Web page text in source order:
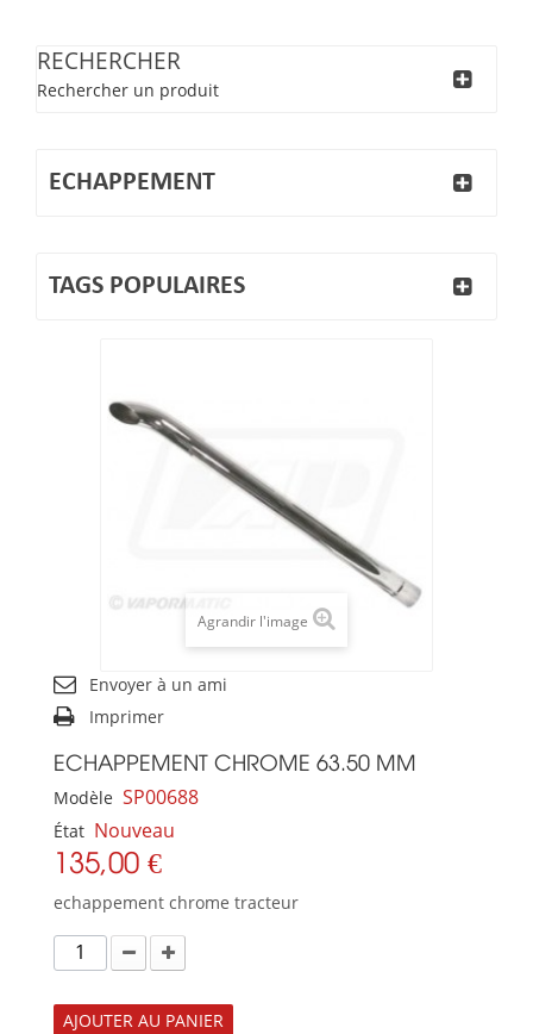
RECHERCHER
Rechercher un produit
ECHAPPEMENT
TAGS POPULAIRES
Agrandir l'image
Envoyer à un ami
Imprimer
ECHAPPEMENT CHROME 63.50 MM
Modèle SP00688
État Nouveau
135,00 €
echappement chrome tracteur
AJOUTER AU PANIER